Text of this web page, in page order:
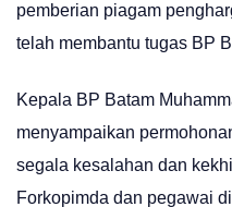
pemberian piagam
telah membantu tugas BP
Kepala BP Batam
menyampaikan
segala kesalahan dan
Forkopimda dan pegawai